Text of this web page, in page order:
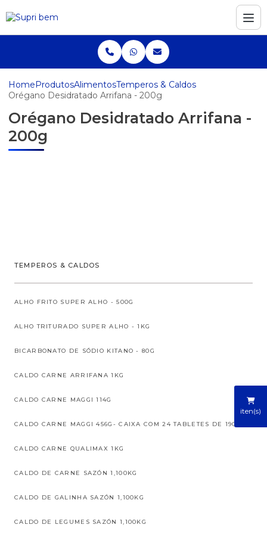
iten(s)
HomeProdutosAlimentosTemperos & Caldos
Orégano Desidratado Arrifana - 200g
Orégano Desidratado Arrifana -
200g
TEMPEROS & CALDOS
ALHO FRITO SUPER ALHO - 500G
ALHO TRITURADO SUPER ALHO - 1KG
BICARBONATO DE SÓDIO KITANO - 80G
CALDO CARNE ARRIFANA 1KG
CALDO CARNE MAGGI 114G
CALDO CARNE MAGGI 456G- CAIXA COM 24 TABLETES DE 19G
CALDO CARNE QUALIMAX 1KG
CALDO DE CARNE SAZÓN 1,100KG
CALDO DE GALINHA SAZÓN 1,100KG
CALDO DE LEGUMES SAZÓN 1,100KG